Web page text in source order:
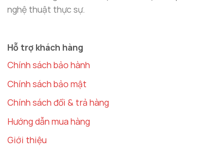
Phù điêu treo tường lá bạch quả trang trí phòng
Decor Hà Nội: Thương Hiệu Trang Trí Nội
Thất Uy Tín Và Chất Lượng
Decor Hà Nội
là một trong những thương hiệu uy
tín hàng đầu trong lĩnh vực trang trí nội thất, đặc
nghệ thuật thực sự.
Hỗ trợ khách hàng
Chính sách bảo hành
Chính sách bảo mật
Chính sách đổi & trả hàng
Hướng dẫn mua hàng
Giới thiệu